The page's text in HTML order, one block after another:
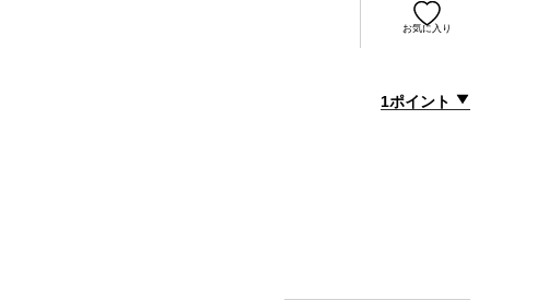
お気に入り
1ポイント